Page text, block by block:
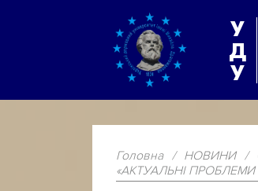
У
Д
У
Головна / НОВИНИ /
«АКТУАЛЬНІ